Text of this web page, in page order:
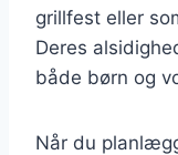
grillfest eller
Deres
både børn og
Når du